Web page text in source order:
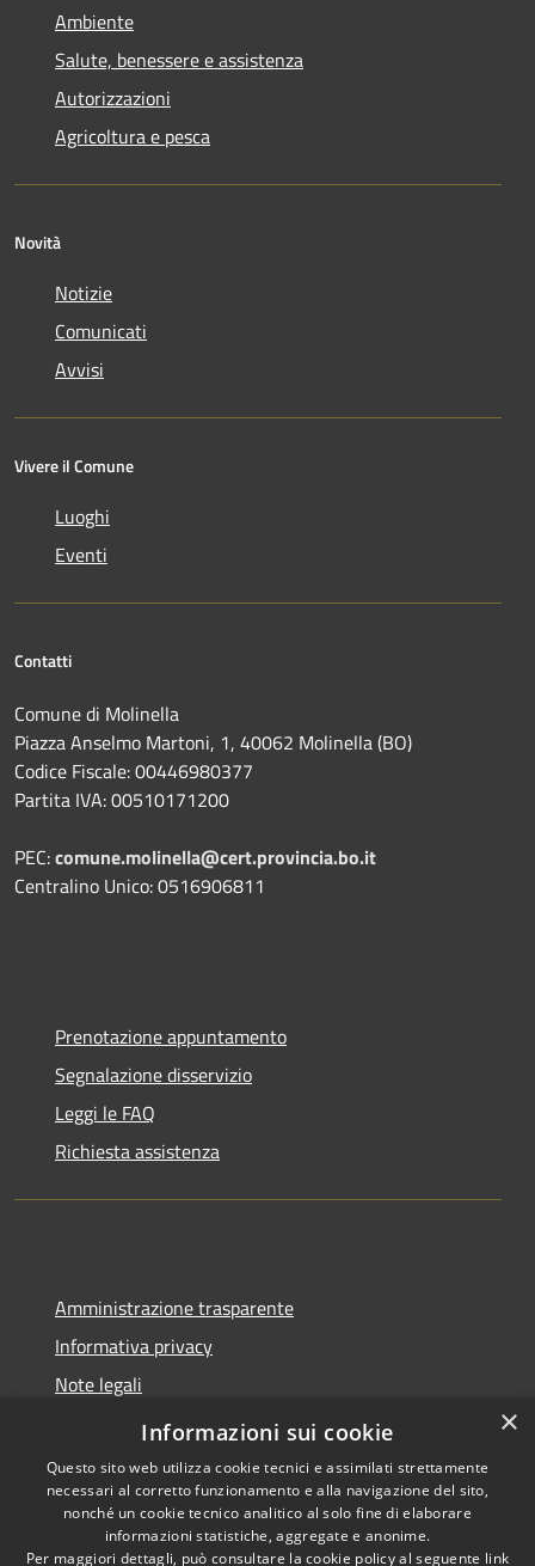
Ambiente
Salute, benessere e assistenza
Autorizzazioni
Agricoltura e pesca
Novità
Notizie
Comunicati
Avvisi
Vivere il Comune
Luoghi
Eventi
Contatti
Comune di Molinella
Piazza Anselmo Martoni, 1, 40062 Molinella (BO)
Codice Fiscale: 00446980377
Partita IVA: 00510171200
PEC:comune.molinella@cert.provincia.bo.it
Centralino Unico: 0516906811
Prenotazione appuntamento
Segnalazione disservizio
Leggi le FAQ
Richiesta assistenza
Amministrazione trasparente
Informativa privacy
Note legali
Dichiarazione di accessibilità
Copyright © 2026 • Comune di
×
Informazioni sui cookie
Questo sito web utilizza cookie tecnici e assimilati strettamente
necessari al corretto funzionamento e alla navigazione del sito,
nonché un cookie tecnico analitico al solo fine di elaborare
informazioni statistiche, aggregate e anonime.
Per maggiori dettagli, può consultare la cookie policy al seguente link